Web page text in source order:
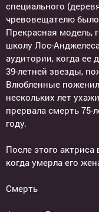
специального
чревовещателю было
Прекрасная модель,
школу Лос-
аудитории, когда
39-летней звезды,
Влюбленные
нескольких лет
прервала смерть 75-
году.
После этого
когда умерла его
Смерть